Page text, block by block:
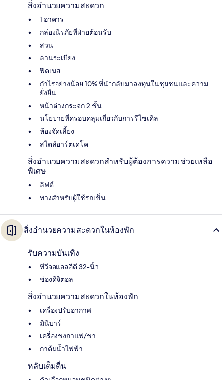
สิ่งอำนวยความสะดวก
1 อาคาร
กล่องนิรภัยที่ฝ่ายต้อนรับ
สวน
ลานระเบียง
ฟิตเนส
กำไรอย่างน้อย 10% ที่นำกลับมาลงทุนในชุมชนและความ
ยั่งยืน
หน้าต่างกระจก 2 ชั้น
นโยบายที่ครอบคลุมเกี่ยวกับการรีไซเคิล
ห้องจัดเลี้ยง
สไตล์อาร์ตเดโค
สิ่งอำนวยความสะดวกสำหรับผู้ต้องการความช่วยเหลือ
พิเศษ
ลิฟต์
ทางสำหรับผู้ใช้รถเข็น
สิ่งอำนวยความสะดวกในห้องพัก
รับความบันเทิง
ทีวีจอแอลอีดี 32-นิ้ว
ช่องดิจิตอล
สิ่งอำนวยความสะดวกในห้องพัก
เครื่องปรับอากาศ
มินิบาร์
เครื่องชงกาแฟ/ชา
กาต้มน้ำไฟฟ้า
หลับเต็มตื่น